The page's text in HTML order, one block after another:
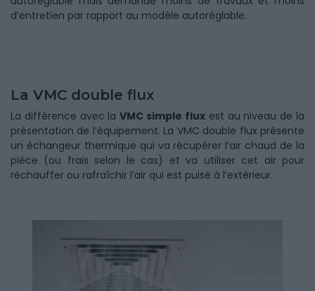
d’entretien par rapport au modèle autoréglable.
La VMC double flux
La différence avec laVMC simple fluxest au niveau de la
présentation de l’équipement. La VMC double flux présente
un échangeur thermique qui va récupérer l’air chaud de la
pièce (ou frais selon le cas) et va utiliser cet air pour
réchauffer ou rafraîchir l’air qui est puisé à l’extérieur.